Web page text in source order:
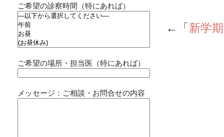
←「新学
ご希望の診察時間（特にあれば）
ご希望の場所・担当医（特にあれば）
メッセージ：ご相談・お問合せの内容